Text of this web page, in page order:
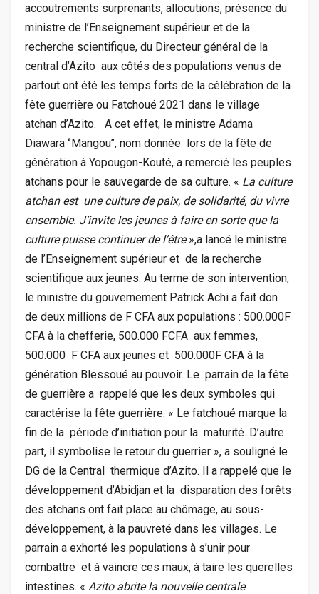
accoutrements surprenants, allocutions, présence du
ministre de l’Enseignement supérieur et de la
recherche scientifique, du Directeur général de la
central d’Azito aux côtés des populations venus de
partout ont été les temps forts de la célébration de la
fête guerrière ou Fatchoué 2021 dans le village
atchan d’Azito. A cet effet, le ministre Adama
Diawara ‘’Mangou’’, nom donnée lors de la fête de
génération à Yopougon-Kouté, a remercié les peuples
atchans pour le sauvegarde de sa culture. « La culture
atchan est une culture de paix, de solidarité, du vivre
ensemble. J’invite les jeunes à faire en sorte que la
culture puisse continuer de l’être»,a lancé le ministre
de l’Enseignement supérieur et de la recherche
scientifique aux jeunes. Au terme de son intervention,
le ministre du gouvernement Patrick Achi a fait don
de deux millions de F CFA aux populations : 500.000F
CFA à la chefferie, 500.000 FCFA aux femmes,
500.000 F CFA aux jeunes et 500.000F CFA à la
génération Blessoué au pouvoir. Le parrain de la fête
de guerrière a rappelé que les deux symboles qui
caractérise la fête guerrière. « Le fatchoué marque la
fin de la période d’initiation pour la maturité. D’autre
part, il symbolise le retour du guerrier », a souligné le
DG de la Central thermique d’Azito. Il a rappelé que le
développement d’Abidjan et la disparation des forêts
des atchans ont fait place au chômage, au sous-
développement, à la pauvreté dans les villages. Le
parrain a exhorté les populations à s’unir pour
combattre et à vaincre ces maux, à taire les querelles
intestines. « Azito abrite la nouvelle centrale